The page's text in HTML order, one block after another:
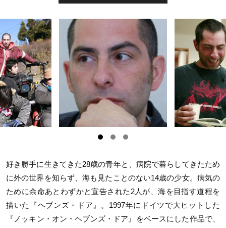
好き勝手に生きてきた28歳の青年と、病院で暮らしてきたため
に外の世界を知らず、海も見たことのない14歳の少女。病気の
ために余命あとわずかと宣告された2人が、海を目指す道程を
描いた『ヘブンズ・ドア』。1997年にドイツで大ヒットした
『ノッキン・オン・ヘブンズ・ドア』をベースにした作品で、